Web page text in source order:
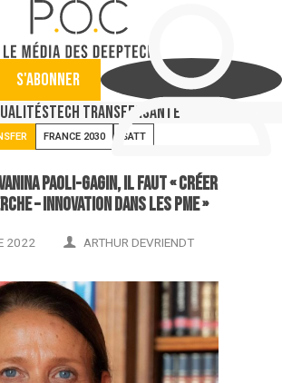
S'abonner
Tech TransferSanté
FRANCE 2030 SATT
Paoli-Gagin, il faut « créer
– innovation dans les PME »
2022 ARTHUR DEVRIENDT